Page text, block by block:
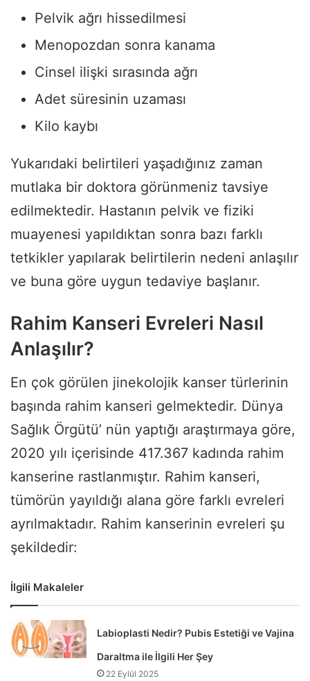
Pelvik ağrı hissedilmesi
Menopozdan sonra kanama
Cinsel ilişki sırasında ağrı
Adet süresinin uzaması
Kilo kaybı
Yukarıdaki belirtileri yaşadığınız zaman
mutlaka bir doktora görünmeniz tavsiye
edilmektedir. Hastanın pelvik ve fiziki
muayenesi yapıldıktan sonra bazı farklı
tetkikler yapılarak belirtilerin nedeni anlaşılır
ve buna göre uygun tedaviye başlanır.
Rahim Kanseri Evreleri Nasıl
Anlaşılır?
En çok görülen jinekolojik kanser türlerinin
başında rahim kanseri gelmektedir. Dünya
Sağlık Örgütü’ nün yaptığı araştırmaya göre,
2020 yılı içerisinde 417.367 kadında rahim
kanserine rastlanmıştır. Rahim kanseri,
tümörün yayıldığı alana göre farklı evreleri
ayrılmaktadır. Rahim kanserinin evreleri şu
şekildedir:
İlgili Makaleler
Labioplasti Nedir? Pubis Estetiği ve Vajina
Daraltma ile İlgili Her Şey
22 Eylül 2025